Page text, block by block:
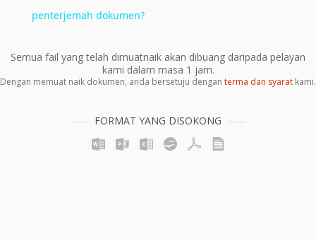
penterjemah dokumen?
Semua fail yang telah dimuatnaik akan dibuang daripada pelayan
kami dalam masa 1 jam.
Dengan memuat naik dokumen, anda bersetuju dengan terma dan syarat kami.
FORMAT YANG DISOKONG